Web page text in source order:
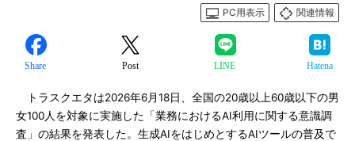
PC用表示
関連情報
Share Post LINE Hatena
トラスクエタは2026年6月18日、全国の20歳以上60歳以下の男
女100人を対象に実施した「業務におけるAI利用に関する意識調
査」の結果を発表した。生成AIをはじめとするAIツールの普及で